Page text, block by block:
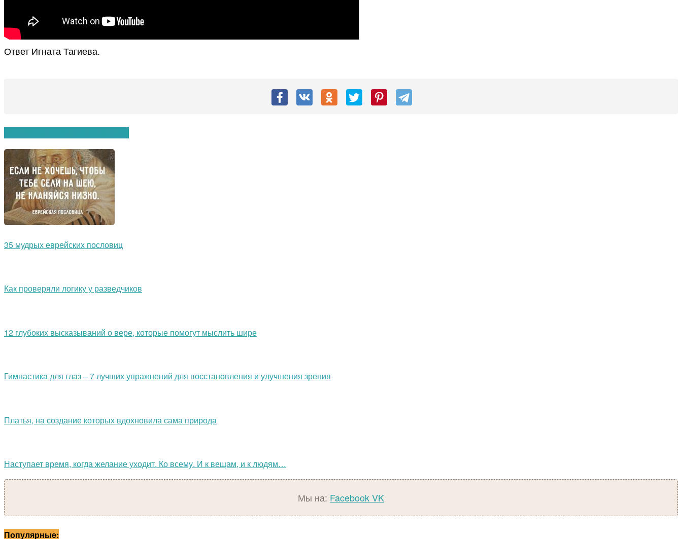
Ответ Игната Тагиева.
35 мудрых еврейских пословиц
Как проверяли логику у разведчиков
12 глубоких высказываний о вере, которые помогут мыслить шире
Гимнастика для глаз – 7 лучших упражнений для восстановления и улучшения зрения
Платья, на создание которых вдохновила сама природа
Наступает время, когда желание уходит. Ко всему. И к вещам, и к людям…
Мы на: FacebookVK
Популярные: